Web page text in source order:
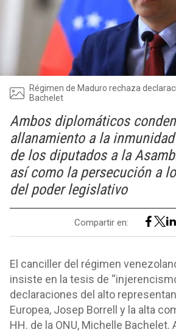
Régimen de Maduro rechaza
Bachelet
Ambos diplomáticos
allanamiento a la
de los diputados a la
así como la persecución a
del poder legislativo
Compartir en:
El canciller del régimen
insiste en la tesis de
declaraciones del alto
Europea, Josep Borrell y la alta
HH. de la ONU, Michelle Bachelet.